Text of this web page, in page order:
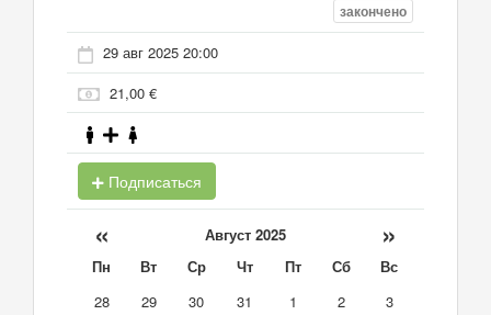
закончено
29 авг 2025 20:00
21,00 €
Подписаться
« Август 2025 »
Пн Вт Ср Чт Пт Сб
Вс
28
29 30 31 1 2
3